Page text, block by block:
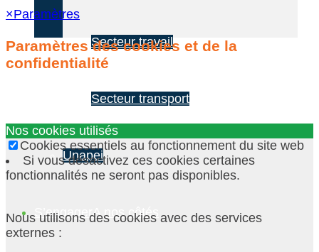
Secteur travail
Secteur transport
Unapei
S’engagerA nos côtés
×Paramètres
Paramètres des cookies et de la
confidentialité
Nos cookies utilisés
Cookies essentiels au fonctionnement du site web
Si vous désactivez ces cookies certaines
fonctionnalités ne seront pas disponibles.
Nous utilisons des cookies avec des services
externes :